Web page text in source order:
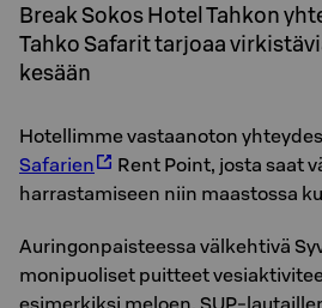
Break Sokos Hotel Tahkon
Tahko Safarit tarjoaa
kesään
Hotellimme vastaanoton
Safarien
Rent Point, josta saat
harrastamiseen niin maastossa
Auringonpaisteessa välkehtivä
monipuoliset puitteet
esimerkiksi meloen, SUP-